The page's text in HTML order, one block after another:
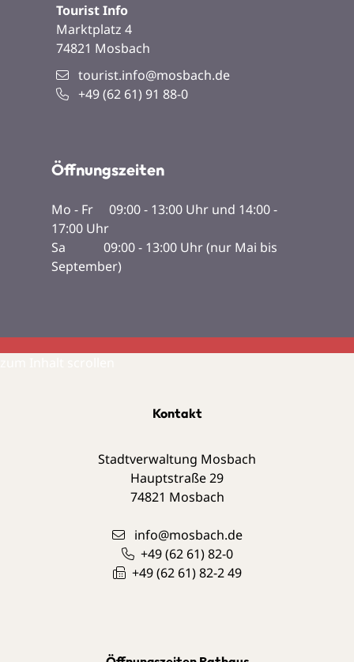
Tourist Info
Marktplatz 4
74821 Mosbach
tourist.info@mosbach.de
+49 (62 61) 91 88-0
Öffnungszeiten
Mo - Fr 09:00 - 13:00 Uhr und 14:00 -
17:00 Uhr
Sa 09:00 - 13:00 Uhr (nur Mai bis
September)
Kontakt
Stadtverwaltung Mosbach
Hauptstraße 29
74821 Mosbach
info@mosbach.de
+49 (62 61) 82-0
+49 (62 61) 82-2 49